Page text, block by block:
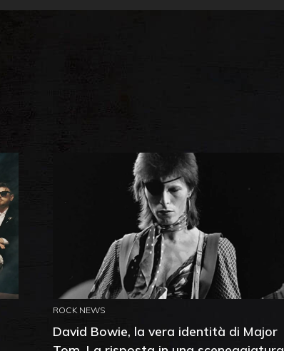
ROCK NEWS
David Bowie, la vera identità di Major